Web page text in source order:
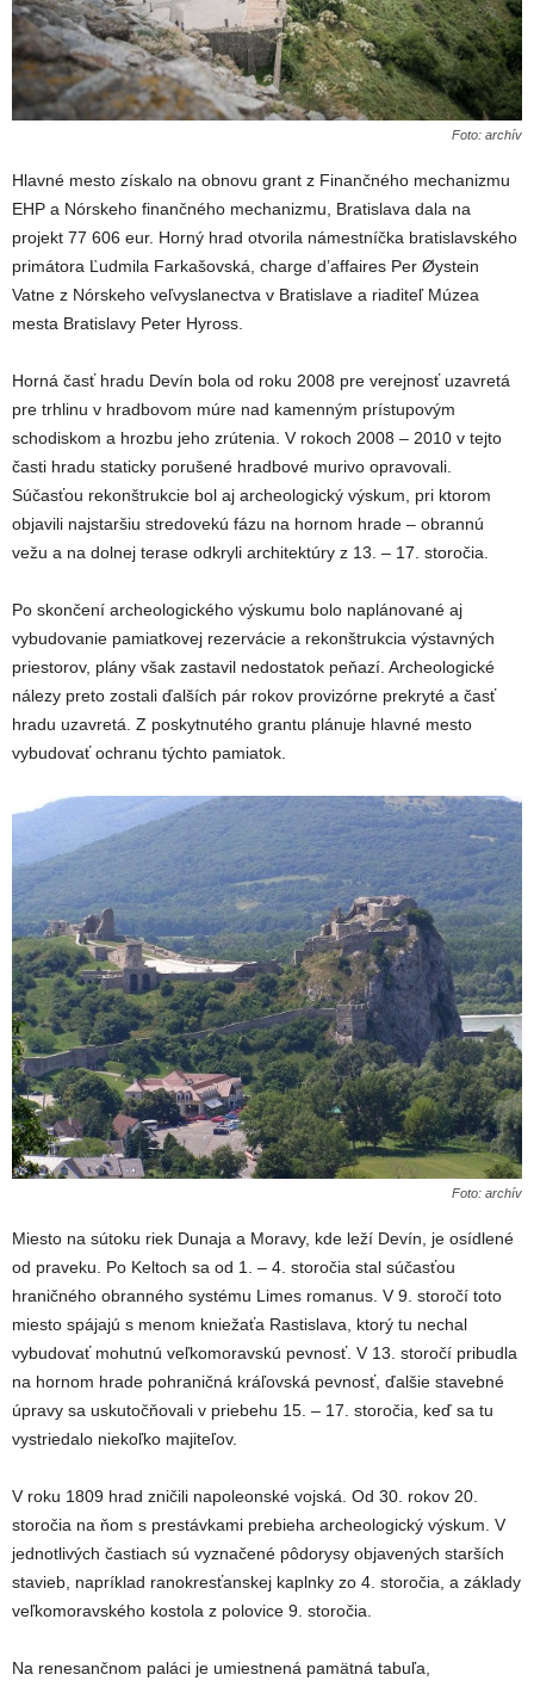
Foto: archív
Hlavné mesto získalo na obnovu grant z Finančného mechanizmu
EHP a Nórskeho finančného mechanizmu, Bratislava dala na
projekt 77 606 eur. Horný hrad otvorila námestníčka bratislavského
primátora Ľudmila Farkašovská, charge d’affaires Per Øystein
Vatne z Nórskeho veľvyslanectva v Bratislave a riaditeľ Múzea
mesta Bratislavy Peter Hyross.
Horná časť hradu Devín bola od roku 2008 pre verejnosť uzavretá
pre trhlinu v hradbovom múre nad kamenným prístupovým
schodiskom a hrozbu jeho zrútenia. V rokoch 2008 – 2010 v tejto
časti hradu staticky porušené hradbové murivo opravovali.
Súčasťou rekonštrukcie bol aj archeologický výskum, pri ktorom
objavili najstaršiu stredovekú fázu na hornom hrade – obrannú
vežu a na dolnej terase odkryli architektúry z 13. – 17. storočia.
Po skončení archeologického výskumu bolo naplánované aj
vybudovanie pamiatkovej rezervácie a rekonštrukcia výstavných
priestorov, plány však zastavil nedostatok peňazí. Archeologické
nálezy preto zostali ďalších pár rokov provizórne prekryté a časť
hradu uzavretá. Z poskytnutého grantu plánuje hlavné mesto
vybudovať ochranu týchto pamiatok.
Foto: archív
Miesto na sútoku riek Dunaja a Moravy, kde leží Devín, je osídlené
od praveku. Po Keltoch sa od 1. – 4. storočia stal súčasťou
hraničného obranného systému Limes romanus. V 9. storočí toto
miesto spájajú s menom kniežaťa Rastislava, ktorý tu nechal
vybudovať mohutnú veľkomoravskú pevnosť. V 13. storočí pribudla
na hornom hrade pohraničná kráľovská pevnosť, ďalšie stavebné
úpravy sa uskutočňovali v priebehu 15. – 17. storočia, keď sa tu
vystriedalo niekoľko majiteľov.
V roku 1809 hrad zničili napoleonské vojská. Od 30. rokov 20.
storočia na ňom s prestávkami prebieha archeologický výskum. V
jednotlivých častiach sú vyznačené pôdorysy objavených starších
stavieb, napríklad ranokresťanskej kaplnky zo 4. storočia, a základy
veľkomoravského kostola z polovice 9. storočia.
Na renesančnom paláci je umiestnená pamätná tabuľa,